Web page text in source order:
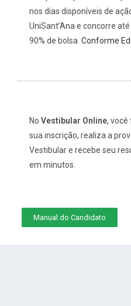
nos dias disponíveis de
UniSant’Ana e concorre até
90% de bolsa. Conforme
No Vestibular Online, você
sua inscrição, realiza a
Vestibular e recebe seu
em minutos.
Manual do Candidato